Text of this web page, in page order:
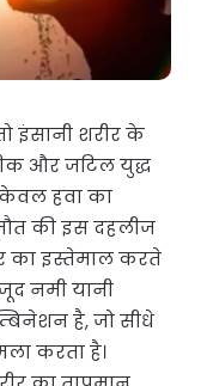
इंसानी शरीर के
और जटिल युद्ध
हवा का
की इस दहलीज
का इस्तेमाल करते
नमी यानी
है, जो सीधे
करता है।